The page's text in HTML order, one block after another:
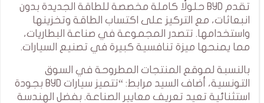
تقدم BYD حلولًا كاملة مخصصة للطاقة الجديدة بدون
انبعاثات، مع التركيز على اكتساب الطاقة وتخزينها
واستخدامها. تتصدر المجموعة في صناعة البطاريات،
مما يمنحها ميزة تنافسية كبيرة في تصنيع السيارات.
بالنسبة لموقع المنتجات المطروحة في السوق
التونسية، أضاف السيد مرابط: “تتميز سيارات BYD بجودة
استثنائية تعيد تعريف معايير الصناعة. بفضل الهندسة